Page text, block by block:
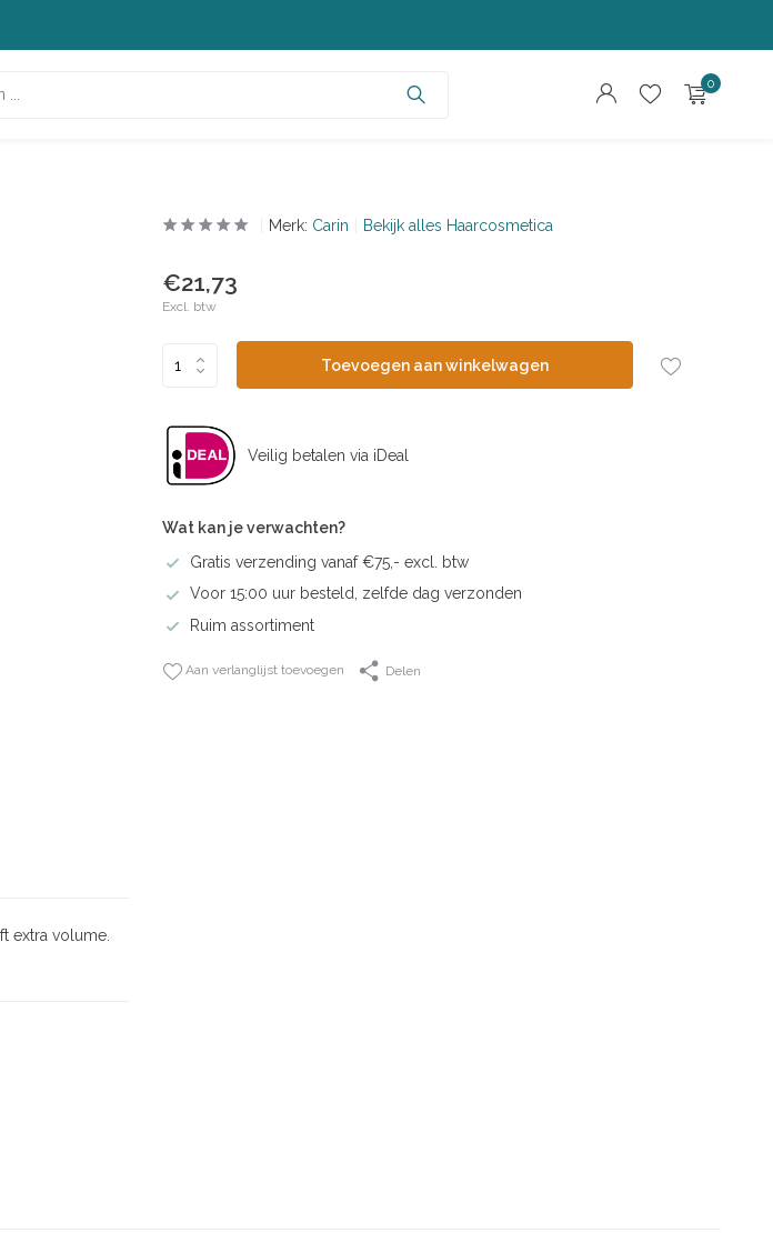
0
extra volume.
Merk: Carin Bekijk alles Haarcosmetica
€21,73
Excl. btw
Toevoegen aan winkelwagen
Veilig betalen via iDeal
Wat kan je verwachten?
Gratis verzending vanaf €75,- excl. btw
Voor 15:00 uur besteld, zelfde dag verzonden
Ruim assortiment
Aan verlanglijst toevoegen Delen